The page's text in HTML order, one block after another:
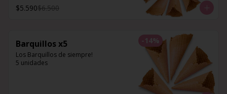
$5.590$6.500
-14%
Barquillos x5
Los Barquillos de siempre!
5 unidades